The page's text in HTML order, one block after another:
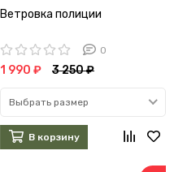
Ветровка полиции
0
1 990 ₽ 3 250 ₽
Выбрать размер
В корзину